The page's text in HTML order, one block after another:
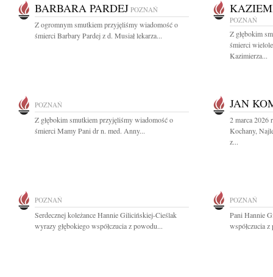
BARBARA PARDEJ POZNAŃ
Z ogromnym smutkiem przyjęliśmy wiadomość o
śmierci Barbary Pardej z d. Musiał lekarza...
POZNAŃ
Z głębokim
śmierci
Kazimierza...
POZNAŃ
Z głębokim smutkiem przyjęliśmy wiadomość o
śmierci Mamy Pani dr n. med. Anny...
JAN
2 marca 2026
Kochany,
z...
POZNAŃ
Serdecznej koleżance Hannie Gilicińskiej-Cieślak
wyrazy głębokiego współczucia z powodu...
POZNAŃ
Pani Hannie
współczucia